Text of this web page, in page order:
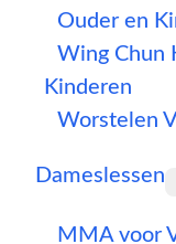
Ouder en
Wing Chun
Kinderen
Worstelen
Dameslessen
MMA voor